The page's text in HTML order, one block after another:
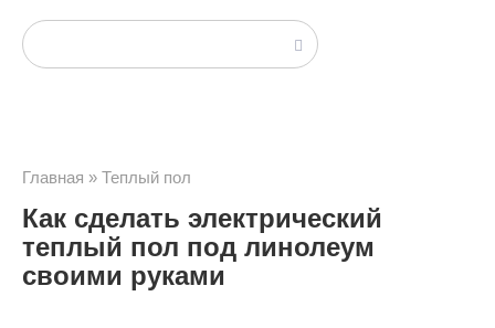
Поиск:
Главная » Теплый пол
Как сделать электрический
теплый пол под линолеум
своими руками